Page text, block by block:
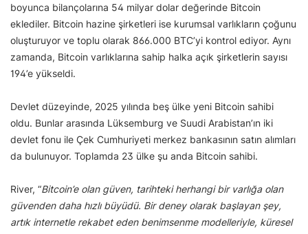
boyunca bilançolarına 54 milyar dolar değerinde Bitcoin
eklediler. Bitcoin hazine şirketleri ise kurumsal varlıkların çoğunu
oluşturuyor ve toplu olarak 866.000 BTC’yi kontrol ediyor. Aynı
zamanda, Bitcoin varlıklarına sahip halka açık şirketlerin sayısı
194’e yükseldi.
Devlet düzeyinde, 2025 yılında beş ülke yeni Bitcoin sahibi
oldu. Bunlar arasında Lüksemburg ve Suudi Arabistan’ın iki
devlet fonu ile Çek Cumhuriyeti merkez bankasının satın alımları
da bulunuyor. Toplamda 23 ülke şu anda Bitcoin sahibi.
River, “Bitcoin’e olan güven, tarihteki herhangi bir varlığa olan
güvenden daha hızlı büyüdü. Bir deney olarak başlayan şey,
artık internetle rekabet eden benimsenme modelleriyle, küresel